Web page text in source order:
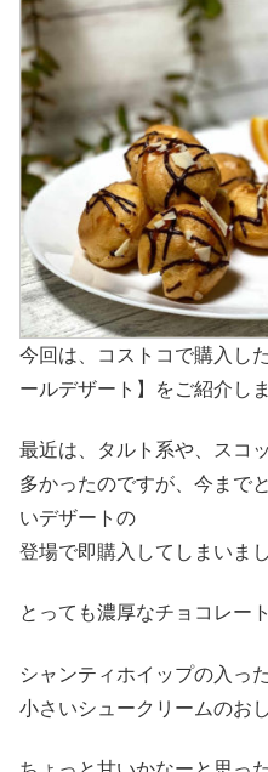
今回は、コストコで購入し
ールデザート】をご紹介しま
最近は、タルト系や、スコ
多かったのですが、今まで
いデザートの
登場で即購入してしまいまし
とっても濃厚なチョコレー
シャンティホイップの入った
小さいシュークリームのお